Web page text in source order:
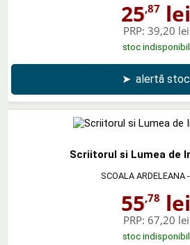
25,87 lei
PRP: 39,20 lei
stoc indisponibil
➤ alertă stoc
Scriitorul si Lumea de
SCOALA ARDELEANA-
55,78 lei
PRP: 67,20 lei
stoc indisponibil